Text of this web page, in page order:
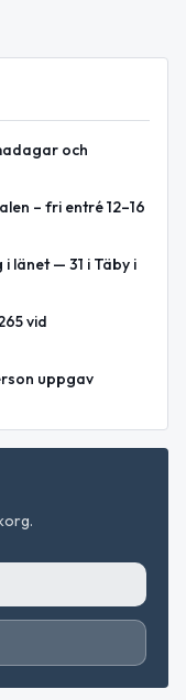
och
– fri entré 12–16
i länet — 31 i Täby i
vid
uppgav